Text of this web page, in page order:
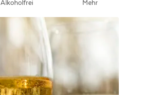
Alkoholfrei Mehr